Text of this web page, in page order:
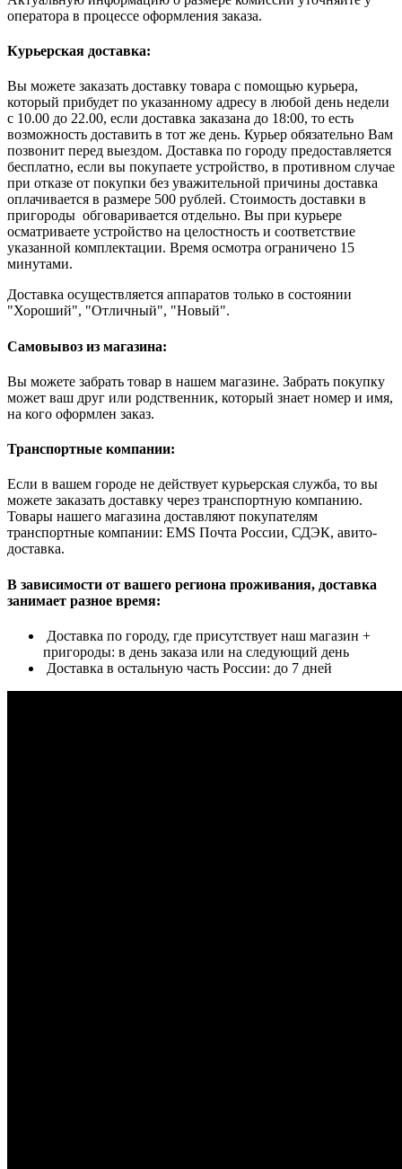
оператора в процессе оформления заказа.
Курьерская доставка:
Вы можете заказать доставку товара с помощью курьера,
который прибудет по указанному адресу в любой день недели
с 10.00 до 22.00, если доставка заказана до 18:00, то есть
возможность доставить в тот же день. Курьер обязательно Вам
позвонит перед выездом. Доставка по городу предоставляется
бесплатно, если вы покупаете устройство, в противном случае
при отказе от покупки без уважительной причины доставка
оплачивается в размере 500 рублей. Стоимость доставки в
пригороды обговаривается отдельно. Вы при курьере
осматриваете устройство на целостность и соответствие
указанной комплектации. Время осмотра ограничено 15
минутами.
Доставка осуществляется аппаратов только в состоянии
"Хороший", "Отличный", "Новый".
Самовывоз из магазина:
Вы можете забрать товар в нашем магазине. Забрать покупку
может ваш друг или родственник, который знает номер и имя,
на кого оформлен заказ.
Транспортные компании:
Если в вашем городе не действует курьерская служба, то вы
можете заказать доставку через транспортную компанию.
Товары нашего магазина доставляют покупателям
транспортные компании: EMS Почта России, СДЭК, авито-
доставка.
В зависимости от вашего региона проживания, доставка
занимает разное время:
Доставка по городу, где присутствует наш магазин +
пригороды: в день заказа или на следующий день
Доставка в остальную часть России: до 7 дней